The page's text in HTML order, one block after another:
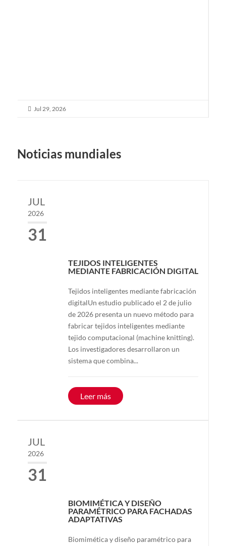
 Jul 29, 2026
Noticias mundiales
JUL
2026
31
TEJIDOS INTELIGENTES
MEDIANTE FABRICACIÓN DIGITAL
Tejidos inteligentes mediante fabricación
digitalUn estudio publicado el 2 de julio
de 2026 presenta un nuevo método para
fabricar tejidos inteligentes mediante
tejido computacional (machine knitting).
Los investigadores desarrollaron un
sistema que combina...
Leer más
JUL
2026
31
BIOMIMÉTICA Y DISEÑO
PARAMÉTRICO PARA FACHADAS
ADAPTATIVAS
Biomimética y diseño paramétrico para